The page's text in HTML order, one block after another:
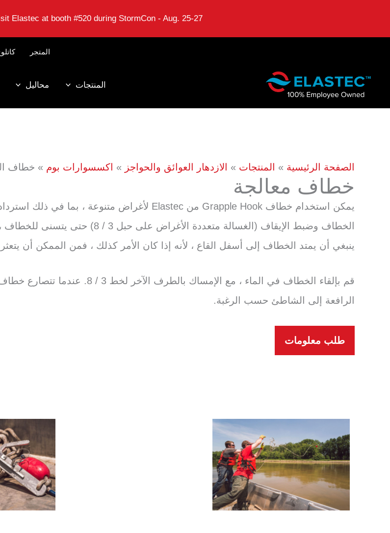
المحتوى
المتجر
المنتجات محاليل
الصفحة الرئيسية المنتجات الازدهار العوائق والحواجز اكسسوارات بوم خطاف
خطاف معالجة
يمكن استخدام خطاف Grapple Hook من Elastec لأغراض متنوعة ، بما في ذلك استرداد
الخطاف وضبط الإيقاف (الغسالة
ينبغي أن يمتد الخطاف إلى أسفل القاع ، لأنه إذا كان الأمر كذلك ، فمن الممكن أن
قم بإلقاء الخطاف في الماء ، مع
الرافعة إلى الشاطئ حسب الرغبة.
طلب معلومات
Elastec at booth #520 during StormCon - Aug. 25-27.